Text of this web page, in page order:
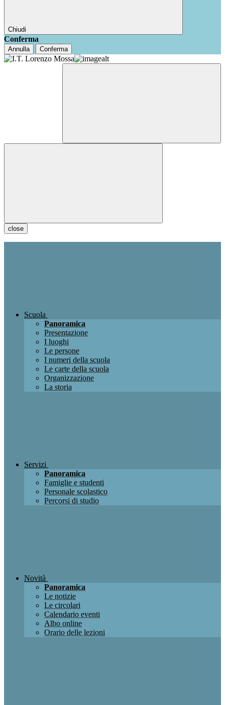
Chiudi
Conferma
Annulla Conferma
close
Scuola
Panoramica
Presentazione
I luoghi
Le persone
I numeri della scuola
Le carte della scuola
Organizzazione
La storia
Servizi
Panoramica
Famiglie e studenti
Personale scolastico
Percorsi di studio
Novità
Panoramica
Le notizie
Le circolari
Calendario eventi
Albo online
Orario delle lezioni